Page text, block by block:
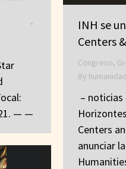
— —
INH se
Centers
Congreso,
By
–
Centers
anunciar